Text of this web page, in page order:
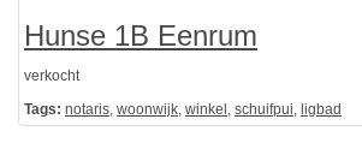
Hunse 1B Eenrum
verkocht
Tags: notaris, woonwijk, winkel , schuifpui, ligbad